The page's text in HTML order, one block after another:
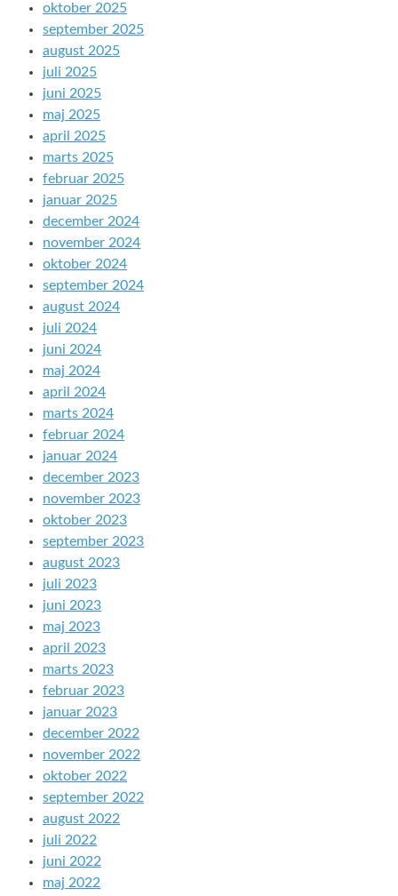
oktober 2025
september 2025
august 2025
juli 2025
juni 2025
maj 2025
april 2025
marts 2025
februar 2025
januar 2025
december 2024
november 2024
oktober 2024
september 2024
august 2024
juli 2024
juni 2024
maj 2024
april 2024
marts 2024
februar 2024
januar 2024
december 2023
november 2023
oktober 2023
september 2023
august 2023
juli 2023
juni 2023
maj 2023
april 2023
marts 2023
februar 2023
januar 2023
december 2022
november 2022
oktober 2022
september 2022
august 2022
juli 2022
juni 2022
maj 2022